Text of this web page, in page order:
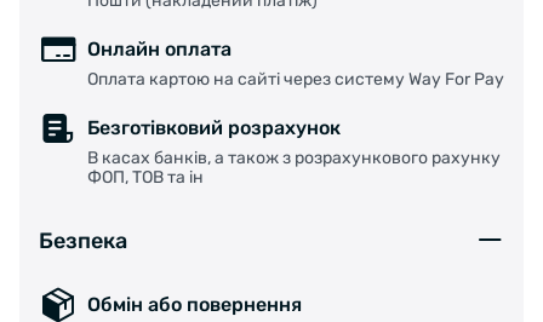
Онлайн оплата
Оплата картою на сайті через систему Way For Pay
Безготівковий розрахунок
В касах банків, а також з розрахункового рахунку
ФОП, ТОВ та ін
Безпека
Обмін або повернення